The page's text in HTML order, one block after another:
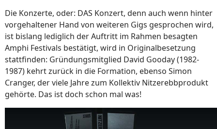
Die Konzerte, oder: DAS Konzert, denn auch wenn hinter
vorgehaltener Hand von weiteren Gigs gesprochen wird,
ist bislang lediglich der Auftritt im Rahmen besagten
Amphi Festivals bestätigt, wird in Originalbesetzung
stattfinden: Gründungsmitglied David Gooday (1982-
1987) kehrt zurück in die Formation, ebenso Simon
Cranger, der viele Jahre zum Kollektiv Nitzerebbprodukt
gehörte. Das ist doch schon mal was!